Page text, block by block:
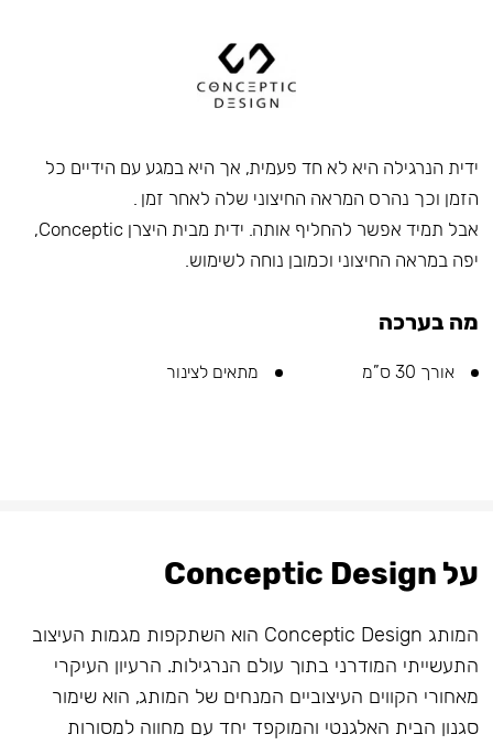
ידית הנרגילה היא לא חד פעמית, אך היא במגע עם הידיים כל
הזמן וכך נהרס המראה החיצוני שלה לאחר זמן .
אבל תמיד אפשר להחליף אותה. ידית מבית היצרן Conceptic,
יפה במראה החיצוני וכמובן נוחה לשימוש.
מה בערכה
אורך 30 ס”מ מתאים לצינור
על Conceptic Design
המותג Conceptic Design הוא השתקפות מגמות העיצוב
התעשייתי המודרני בתוך עולם הנרגילות. הרעיון העיקרי
מאחורי הקווים העיצוביים המנחים של המותג, הוא שימור
סגנון הבית האלגנטי והמוקפד יחד עם מחווה למסורות